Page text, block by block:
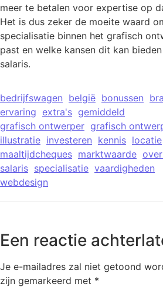
meer te betalen voor expertise op
Het is dus zeker de moeite waard
specialisatie binnen het grafisch
past en welke kansen dit kan
salaris.
bedrijfswagen belgië bonussen
ervaring extra's gemiddeld
grafisch ontwerper grafisch
illustratie investeren kennis locatie
maaltijdcheques marktwaarde
salaris specialisatie vaardigheden
webdesign
Een reactie
Je e-mailadres zal niet getoond
zijn gemarkeerd met *